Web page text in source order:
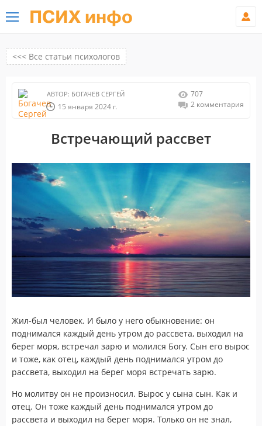
ПСИХ инфо
<<< Все статьи психологов
АВТОР: БОГАЧЕВ СЕРГЕЙ
15 января 2024 г.
707
2 комментария
Встречающий рассвет
Жил-был человек. И было у него обыкновение: он
поднимался каждый день утром до рассвета, выходил на
берег моря, встречал зарю и молился Богу. Сын его вырос
и тоже, как отец, каждый день поднимался утром до
рассвета, выходил на берег моря встречать зарю.
Но молитву он не произносил. Вырос у сына сын. Как и
отец. Он тоже каждый день поднимался утром до
рассвета и выходил на берег моря. Только он не знал,